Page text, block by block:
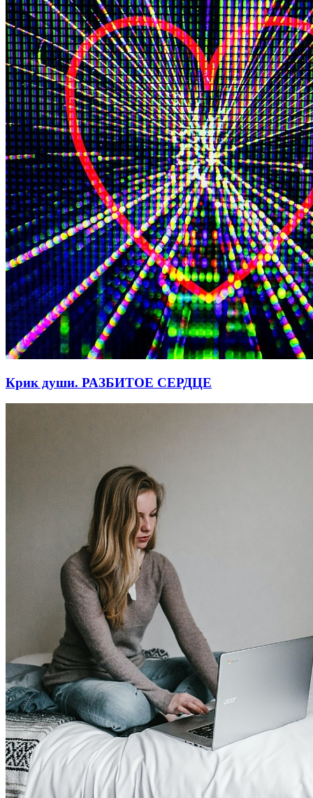
Крик души. РАЗБИТОЕ СЕРДЦЕ